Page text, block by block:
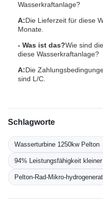
Wasserkraftanlage?
A:Die Lieferzeit für diese
Monate.
- Was ist das?Wie sind
diese Wasserkraftanlage?
A:Die
sind L/C.
Schlagworte
Wasserturbine 1250kw Pelton
94% Leistungsfähigkeit
Pelton-Rad-Mikro-